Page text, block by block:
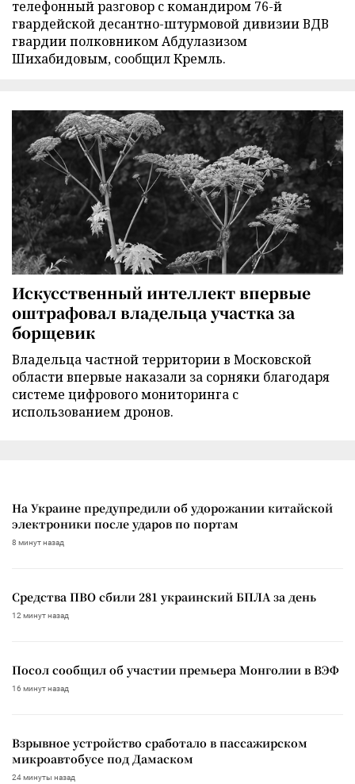
телефонный разговор с командиром 76-й
гвардейской десантно-штурмовой дивизии ВДВ
гвардии полковником Абдулазизом
Шихабидовым, сообщил Кремль.
Искусственный интеллект впервые
оштрафовал владельца участка за
борщевик
Владельца частной территории в Московской
области впервые наказали за сорняки благодаря
системе цифрового мониторинга с
использованием дронов.
На Украине предупредили об удорожании китайской
электроники после ударов по портам
8 минут назад
Средства ПВО сбили 281 украинский БПЛА за день
12 минут назад
Посол сообщил об участии премьера Монголии в ВЭФ
16 минут назад
Взрывное устройство сработало в пассажирском
микроавтобусе под Дамаском
24 минуты назад